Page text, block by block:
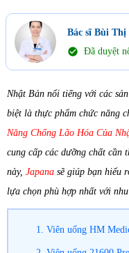
Bác sĩ Bùi Thị
check_circle Đã duyệt
Nhật Bản nổi tiếng với các
biệt là thực phẩm chức năng
Năng Chống Lão Hóa Của
cung cấp các dưỡng chất cần
này, Japana sẽ giúp bạn hiểu
lựa chọn phù hợp nhất với
1. Viên uống HM